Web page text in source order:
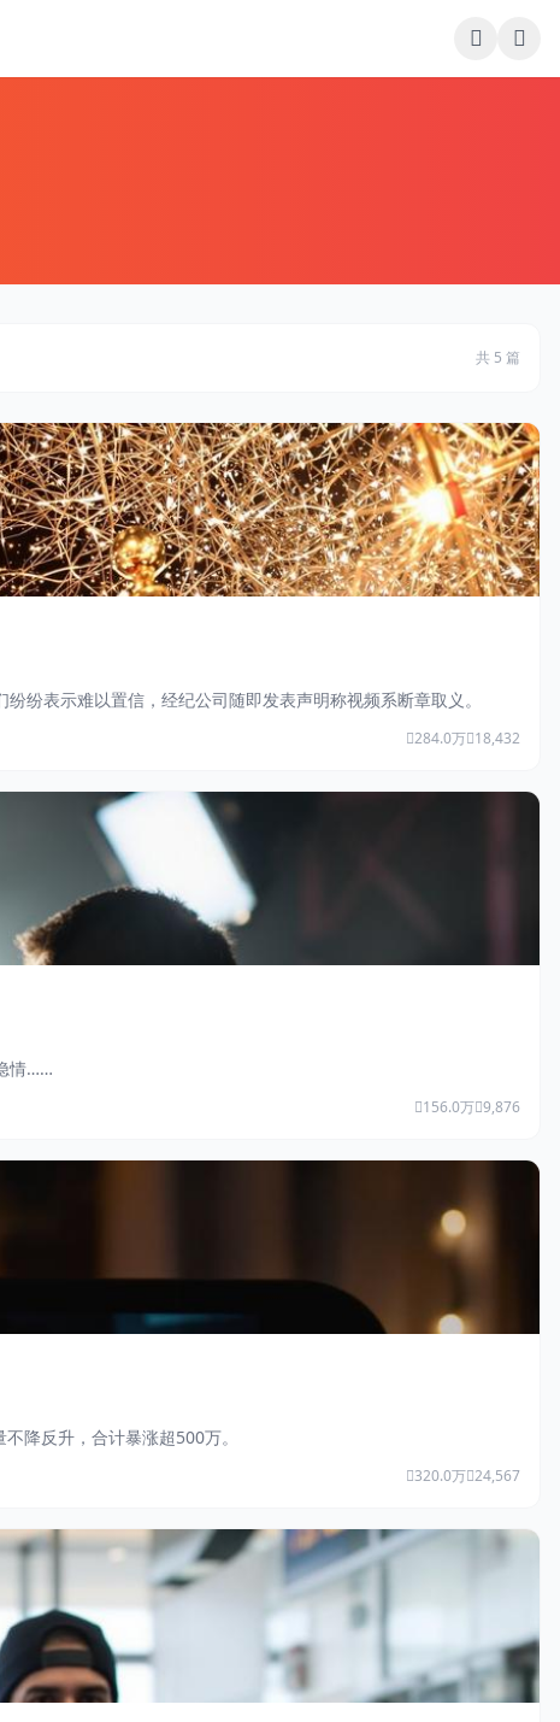
共 5 篇
纷表示难以置信，经纪公司随即发表声明称视频系断章取义。
284.0万 18,432
情……
156.0万 9,876
降反升，合计暴涨超500万。
320.0万 24,567